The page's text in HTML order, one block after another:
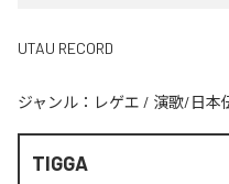
UTAU RECORD
ジャンル： レゲエ / 演歌/日本
TIGGA